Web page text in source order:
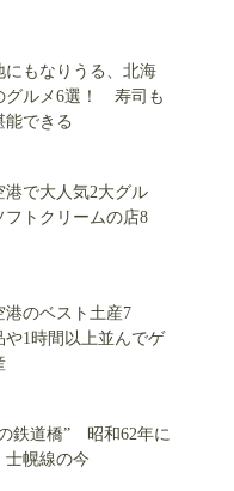
にもなりうる、北海
グルメ6選！ 寿司も
能できる
で大人気2大グル
フトクリームの店8
のベスト土産7
1時間以上並んでゲ
鉄道橋” 昭和62年に
士幌線の今